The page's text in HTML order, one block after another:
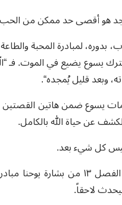
هو أقصى حد ممكن من
لمبادرة المحبة
وبعد قليل يُمجده“.
يسوع ضمن هاتين القصتين
عن حياة الله بالكامل.
كل شيء بعد.
في الحقيقة، يضع الفصل
لاحقاً.